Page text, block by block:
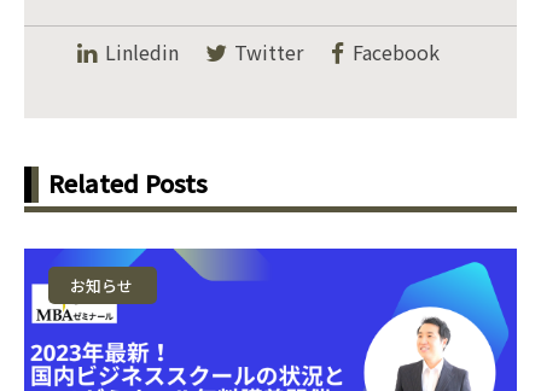
Linledin Twitter Facebook
Related Posts
お知らせ